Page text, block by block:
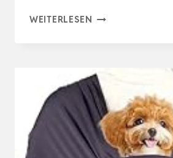
WEITERLESEN SLOWTON
HUNDETASCHE
MIT
VERSTELLBAREM,
GEPOLSTERTEM
SCHULTERGURT